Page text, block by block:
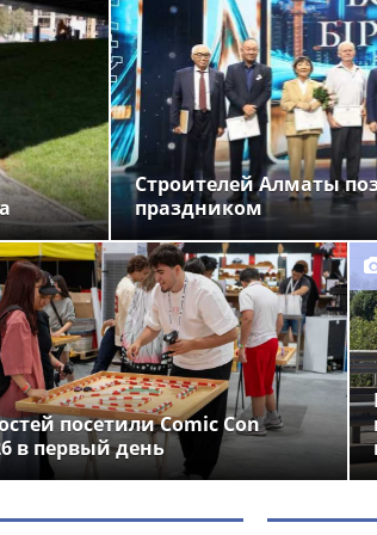
Строителей Алматы
праздником
посетили Comic Con
в первый день